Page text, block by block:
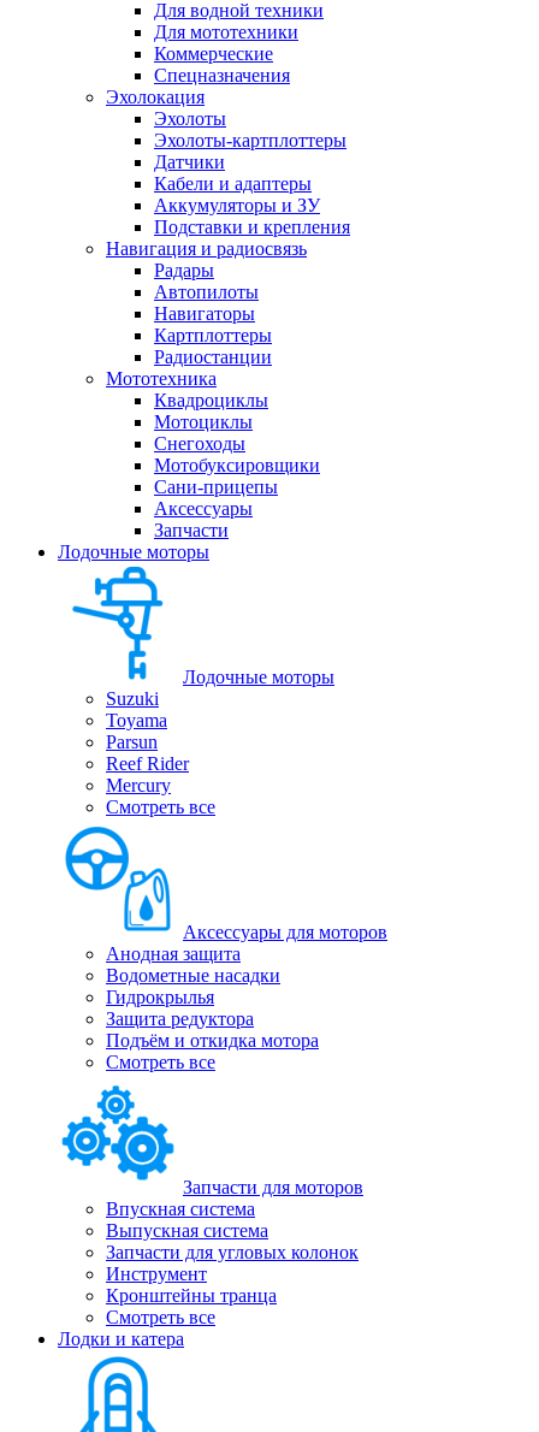
Для водной техники
Для мототехники
Коммерческие
Спецназначения
Эхолокация
Эхолоты
Эхолоты-картплоттеры
Датчики
Кабели и адаптеры
Аккумуляторы и ЗУ
Подставки и крепления
Навигация и радиосвязь
Радары
Автопилоты
Навигаторы
Картплоттеры
Радиостанции
Мототехника
Квадроциклы
Мотоциклы
Снегоходы
Мотобуксировщики
Сани-прицепы
Аксессуары
Запчасти
Лодочные моторы
Лодочные моторы
Suzuki
Toyama
Parsun
Reef Rider
Mercury
Смотреть все
Аксессуары для моторов
Анодная защита
Водометные насадки
Гидрокрылья
Защита редуктора
Подъём и откидка мотора
Смотреть все
Запчасти для моторов
Впускная система
Выпускная система
Запчасти для угловых колонок
Инструмент
Кронштейны транца
Смотреть все
Лодки и катера